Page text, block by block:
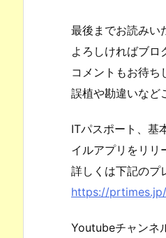
最後までお読みい
よろしければブロ
コメントもお待ち
誤植や勘違いなど
ITパスポート、基
イルアプリをリリ
詳しくは下記のプ
https://
Youtubeチャンネ